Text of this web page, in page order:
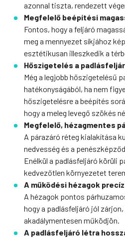
azonnal tiszta, rendezett
Megfelelő beépítési
Fontos, hogy a feljáró
meg a mennyezet síkjához
esztétikusan illeszkedik a
Hőszigetelés a
Még a legjobb hőszigetelésű
hatékonyságából, ha nem
hőszigetelésre a beépítés
hogy a meleg levegő szökés
Megfelelő, hézagmentes
A párazáró réteg kialakítása
nedvesség és a
Enélkül a padlásfeljáró körüli
kedvezőtlen környezetet
A működési hézagok
A hézagok pontos
hogy a padlásfeljáró jól
akadálymentesen működjön.
A padlásfeljáró létra